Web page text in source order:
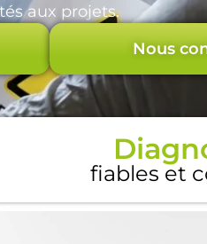
aux projets.
Nous
fiables et